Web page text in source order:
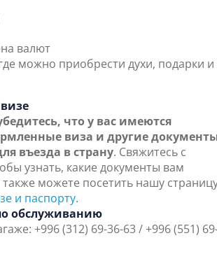
валют
можно приобрести духи, подарки и
что у вас имеются
виза и другие
въезда в страну. Свяжитесь с
узнать, какие документы вам
можете посетить нашу
и паспорту.
обслуживанию
+996 (312) 69-36-63 / +996 (551)